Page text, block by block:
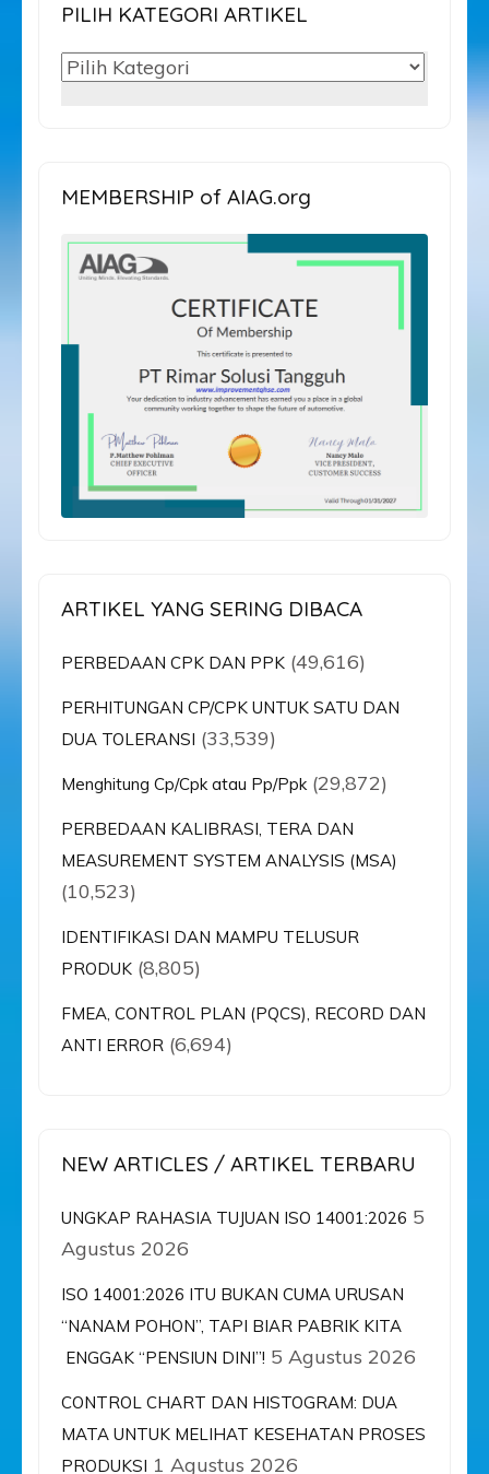
PILIH KATEGORI ARTIKEL
PILIH
MEMBERSHIP of AIAG.org
ARTIKEL YANG SERING DIBACA
PERBEDAAN CPK DAN PPK (49,616)
PERHITUNGAN CP/CPK UNTUK SATU DAN
DUA TOLERANSI (33,539)
Menghitung Cp/Cpk atau Pp/Ppk (29,872)
PERBEDAAN KALIBRASI, TERA DAN
MEASUREMENT SYSTEM ANALYSIS (MSA)
(10,523)
IDENTIFIKASI DAN MAMPU TELUSUR
PRODUK (8,805)
FMEA, CONTROL PLAN (PQCS), RECORD DAN
ANTI ERROR (6,694)
NEW ARTICLES / ARTIKEL TERBARU
UNGKAP RAHASIA TUJUAN ISO 14001:2026 5
Agustus 2026
ISO 14001:2026 ITU BUKAN CUMA URUSAN
“NANAM POHON”, TAPI BIAR PABRIK KITA
ENGGAK “PENSIUN DINI”! 5 Agustus 2026
CONTROL CHART DAN HISTOGRAM: DUA
MATA UNTUK MELIHAT KESEHATAN PROSES
PRODUKSI 1 Agustus 2026